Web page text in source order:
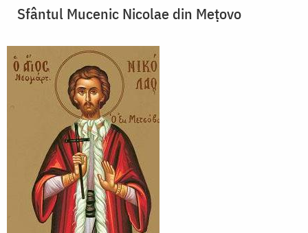
Sfântul Mucenic Nicolae din Meţovo